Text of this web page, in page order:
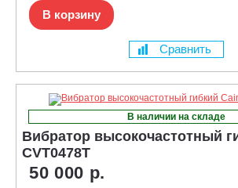
В корзину
Сравнить
В наличии на складе
Вибратор высокочастотный
CVT0478T
50 000 р.